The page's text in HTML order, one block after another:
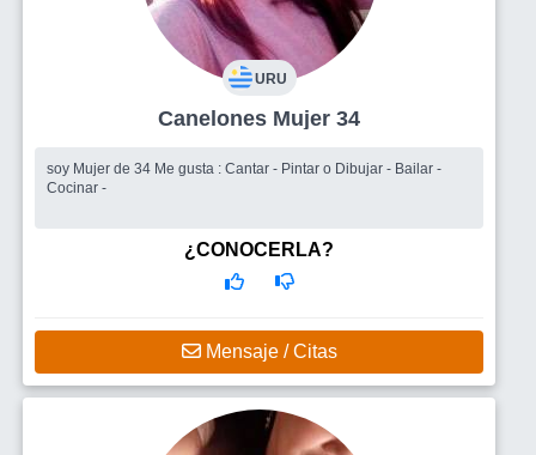
URU
Canelones Mujer 34
soy Mujer de 34 Me gusta : Cantar - Pintar o Dibujar - Bailar -
Cocinar -
¿CONOCERLA?
Mensaje / Citas